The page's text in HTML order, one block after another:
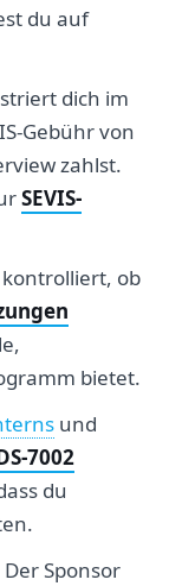
du auf
dich im
Gebühr von
zahlst.
SEVIS-
kontrolliert, ob
bietet.
und
7002
du
Der Sponsor